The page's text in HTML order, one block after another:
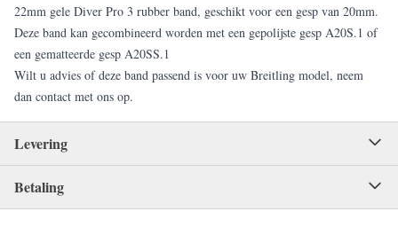
22mm gele Diver Pro 3 rubber band, geschikt voor een gesp van 20mm.
Deze band kan gecombineerd worden met een gepolijste gesp A20S.1 of
een gematteerde gesp A20SS.1
Wilt u advies of deze band passend is voor uw Breitling model, neem
dan contact met ons op.
Levering
Betaling